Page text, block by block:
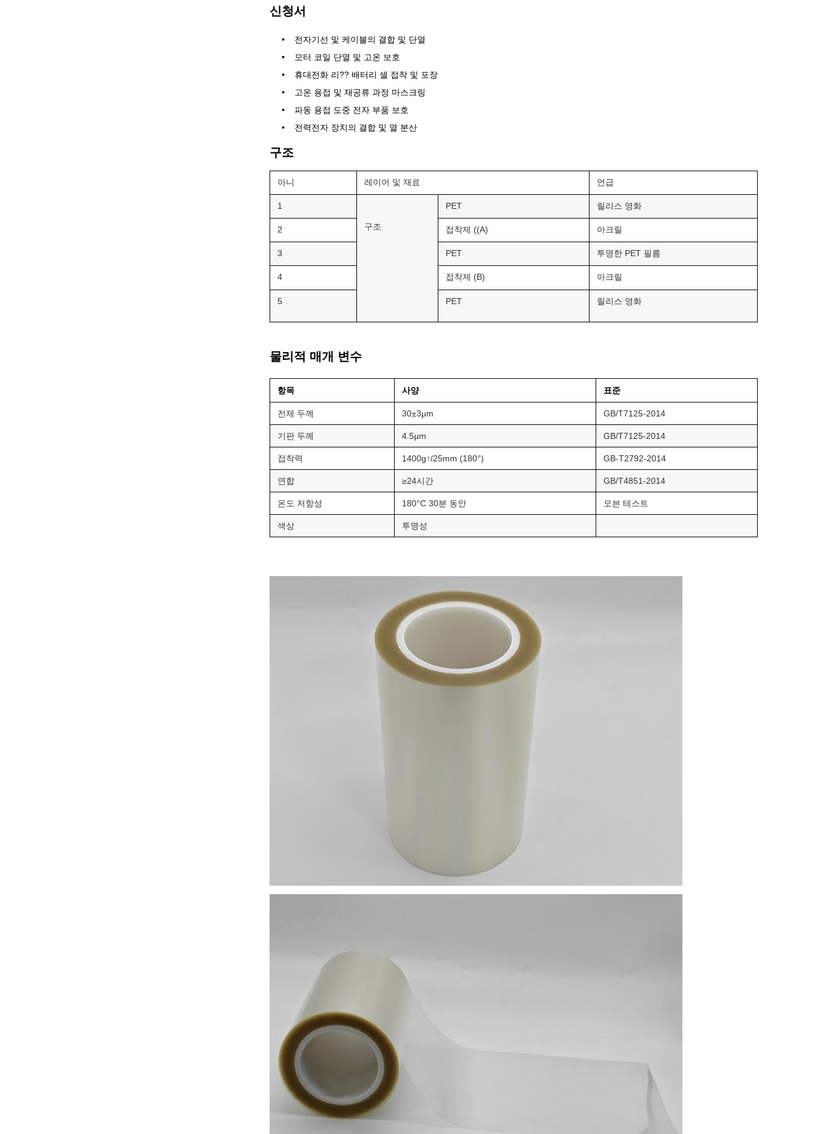
신청서
전자기선 및 케이블의 결합 및 단열
모터 코일 단열 및 고온 보호
휴대전화 리?? 배터리 셀 접착 및 포장
고온 용접 및 재공류 과정 마스크링
파동 용접 도중 전자 부품 보호
전력전자 장치의 결합 및 열 분산
구조
아니 레이어 및 재료 언급
1
구조
PET 릴리스 영화
2 접착제 ((A) 아크릴
3 PET 투명한 PET 필름
4 접착제 (B) 아크릴
5 PET 릴리스 영화
물리적 매개 변수
항목 사양 표준
전체 두께 30±3μm GB/T7125-2014
기판 두께 4.5μm GB/T7125-2014
접착력 1400g↑/25mm (180°) GB-T2792-2014
연합 ≥24시간 GB/T4851-2014
온도 저항성 180°C 30분 동안 오븐 테스트
색상 투명성